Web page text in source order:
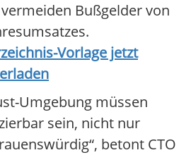
Bußgelder von
Vorlage jetzt
Umgebung müssen
sein, nicht nur
betont CTO